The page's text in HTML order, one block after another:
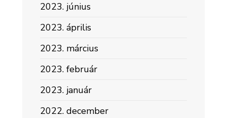
2023. június
2023. április
2023. március
2023. február
2023. január
2022. december